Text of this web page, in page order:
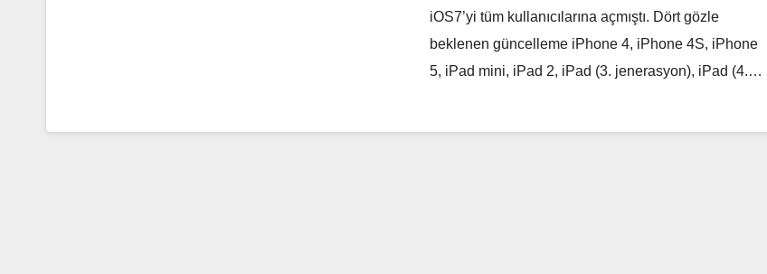
iOS7’yi tüm kullanıcılarına açmıştı. Dört gözle
beklenen güncelleme iPhone 4, iPhone 4S, iPhone
5, iPad mini, iPad 2, iPad (3. jenerasyon), iPad (4.…